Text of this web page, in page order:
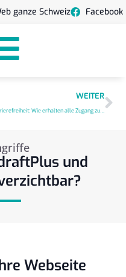
ganze Schweiz Facebook
WEITER
Barrierefreiheit: Wie erhalten alle Zugang zur Webseite?
und
Webseite